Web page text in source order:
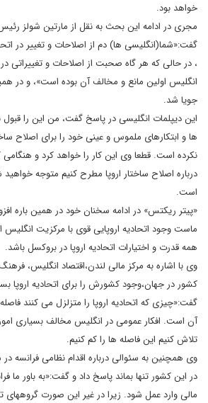
خواهد بود.
مجری در ادامه این بحث به نقل از مارتین شولز رئیس
گفت:«شما(انگلیسی ها) دم از اصلاحات و تغییر در
، در حالی که هر گاه صحبت از اصلاحات و تغییراتی
انگلیس اولین مانع و مخالف آن بوده است»، و در
جویا شد.
این دیپلمات انگلیسی در پاسخ گفت، من این را
ها و ابتکارهای ملموس و عینی خود را برای اصلاح
نکرده است. قطعا وی این کار را خواهد کرد و هنگامی
درباره اصلاح ساختار اروپا مطرح کنیم متوجه خواهید
است.
«پیتر ریکتس» در ادامه سخنان خود در همین باره
ماست وجود اتحادیه اروپایی قوی با مرکزیت
همه قدرت و اختیارات اتحادیه اروپا در بروکسل باشد.
وی با اشاره به مرکز مالی لندن،اقتصاد انگلیس،
کشور در جهان،وجود کشورش را برای اتحادیه اروپا
گفت:«چیزی که اتحادیه اروپا را متزلزل می کنند
آن است. افکار عمومی در انگلیس مخالف بسیاری
تلاش کنیم این فاصله ها را کم کنیم.
وی همچنین به سئوالی درباره اقدام نظامی فرانسه
در این کشور تنها بماند پاسخ داد و گفت:«به باور
مالی وارد عمل شود. زیرا در غیر این صورت